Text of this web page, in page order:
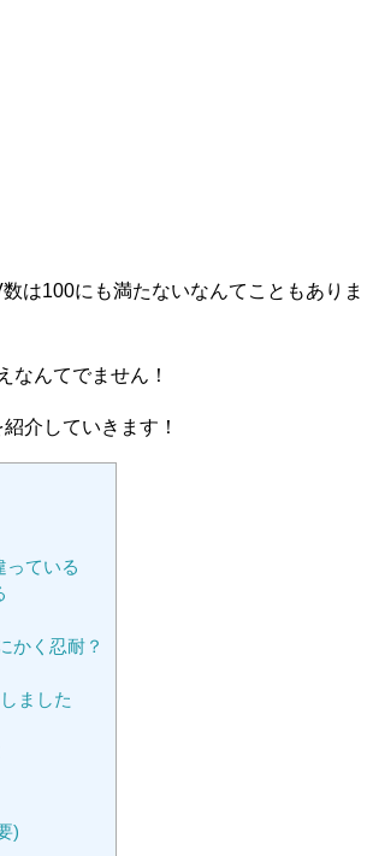
は100にも満たないなんてこともありま
なんてでません！
介していきます！
っている
かく忍耐？
ました
)